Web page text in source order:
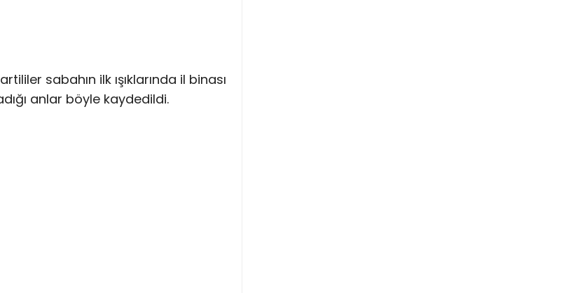
sabahın ilk ışıklarında il binası
anlar böyle kaydedildi.